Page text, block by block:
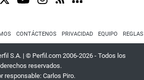
CONTÁCTENOS PRIVACIDAD EQUIPO
S.A. | © Perfil.com 2006-2026 - Todos los
derechos reservados.
responsable: Carlos Piro.